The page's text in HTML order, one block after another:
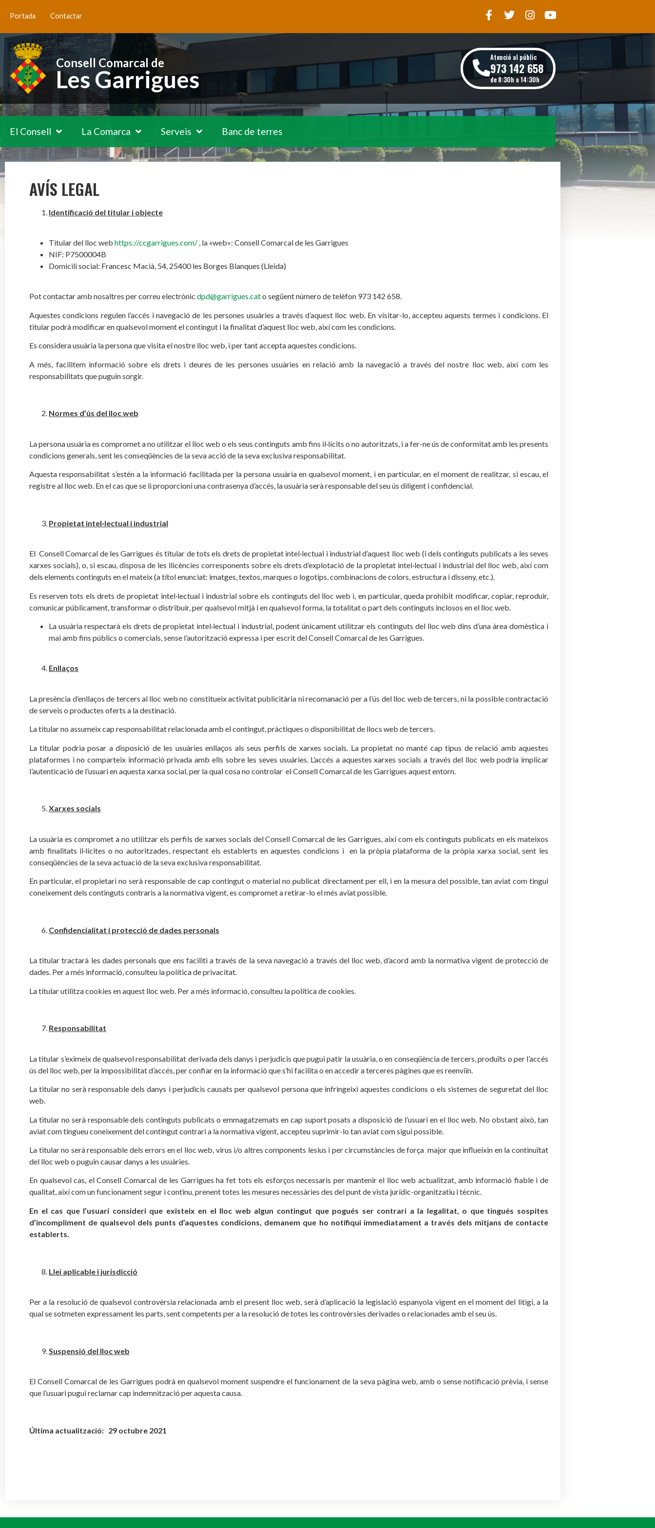
Portada Contactar
Consell Comarcal de
Les Garrigues
Atenció al públic
973 142 658
de 8:30h a 14:30h
El Consell La Comarca Serveis Banc de terres
AVÍS LEGAL
Identificació del titular i objecte
Titular del lloc web https://ccgarrigues.com/ , la «web»: Consell Comarcal de les Garrigues
NIF: P7500004B
Domicili social: Francesc Macià, 54, 25400 les Borges Blanques (Lleida)
Pot contactar amb nosaltres per correu electrònic dpd@garrigues.cato següent número de telèfon 973 142 658.
Aquestes condicions regulen l’accés i navegació de les persones usuàries a través d’aquest lloc web. En visitar-lo, accepteu aquests termes i condicions. El
titular podrà modificar en qualsevol moment el contingut i la finalitat d’aquest lloc web, així com les condicions.
Es considera usuària la persona que visita el nostre lloc web, i per tant accepta aquestes condicions.
A més, facilitem informació sobre els drets i deures de les persones usuàries en relació amb la navegació a través del nostre lloc web, així com les
responsabilitats que puguin sorgir.
Normes d’ús del lloc web
La persona usuària es compromet a no utilitzar el lloc web o els seus continguts amb fins il·lícits o no autoritzats, i a fer-ne ús de conformitat amb les presents
condicions generals, sent les conseqüències de la seva acció de la seva exclusiva responsabilitat.
Aquesta responsabilitat s’estén a la informació facilitada per la persona usuària en qualsevol moment, i en particular, en el moment de realitzar, si escau, el
registre al lloc web. En el cas que se li proporcioni una contrasenya d’accés, la usuària serà responsable del seu ús diligent i confidencial.
Propietat intel·lectual i industrial
El Consell Comarcal de les Garrigues és titular de tots els drets de propietat intel·lectual i industrial d’aquest lloc web (i dels continguts publicats a les seves
xarxes socials), o, si escau, disposa de les llicències corresponents sobre els drets d’explotació de la propietat intel·lectual i industrial del lloc web, així com
dels elements continguts en el mateix (a títol enunciat: imatges, textos, marques o logotips, combinacions de colors, estructura i disseny, etc.).
Es reserven tots els drets de propietat intel·lectual i industrial sobre els continguts del lloc web i, en particular, queda prohibit modificar, copiar, reproduir,
comunicar públicament, transformar o distribuir, per qualsevol mitjà i en qualsevol forma, la totalitat o part dels continguts inclosos en el lloc web.
La usuària respectarà els drets de propietat intel·lectual i industrial, podent únicament utilitzar els continguts del lloc web dins d’una àrea domèstica i
mai amb fins públics o comercials, sense l’autorització expressa i per escrit del Consell Comarcal de les Garrigues.
Enllaços
La presència d’enllaços de tercers al lloc web no constitueix activitat publicitària ni recomanació per a l’ús del lloc web de tercers, ni la possible contractació
de serveis o productes oferts a la destinació.
La titular no assumeix cap responsabilitat relacionada amb el contingut, pràctiques o disponibilitat de llocs web de tercers.
La titular podria posar a disposició de les usuàries enllaços als seus perfils de xarxes socials. La propietat no manté cap tipus de relació amb aquestes
plataformes i no comparteix informació privada amb ells sobre les seves usuàries. L’accés a aquestes xarxes socials a través del lloc web podria implicar
l’autenticació de l’usuari en aquesta xarxa social, per la qual cosa no controlar el Consell Comarcal de les Garrigues aquest entorn.
Xarxes socials
La usuària es compromet a no utilitzar els perfils de xarxes socials del Consell Comarcal de les Garrigues, així com els continguts publicats en els mateixos
amb finalitats il·lícites o no autoritzades, respectant els establerts en aquestes condicions i en la pròpia plataforma de la pròpia xarxa social, sent les
conseqüències de la seva actuació de la seva exclusiva responsabilitat.
En particular, el propietari no serà responsable de cap contingut o material no publicat directament per ell, i en la mesura del possible, tan aviat com tingui
coneixement dels continguts contraris a la normativa vigent, es compromet a retirar-lo el més aviat possible.
Confidencialitat i protecció de dades personals
La titular tractarà les dades personals que ens faciliti a través de la seva navegació a través del lloc web, d’acord amb la normativa vigent de protecció de
dades. Per a més informació, consulteu la política de privacitat.
La titular utilitza cookies en aquest lloc web. Per a més informació, consulteu la política de cookies.
Responsabilitat
La titular s’eximeix de qualsevol responsabilitat derivada dels danys i perjudicis que pugui patir la usuària, o en conseqüència de tercers, produïts o per l’accés
ús del lloc web, per la impossibilitat d’accés, per confiar en la informació que s’hi facilita o en accedir a terceres pàgines que es reenviïn.
La titular no serà responsable dels danys i perjudicis causats per qualsevol persona que infringeixi aquestes condicions o els sistemes de seguretat del lloc
web.
La titular no serà responsable dels continguts publicats o emmagatzemats en cap suport posats a disposició de l’usuari en el lloc web. No obstant això, tan
aviat com tingueu coneixement del contingut contrari a la normativa vigent, accepteu suprimir-lo tan aviat com sigui possible.
La titular no serà responsable dels errors en el lloc web, virus i/o altres components lesius i per circumstàncies de força major que influeixin en la continuïtat
del lloc web o puguin causar danys a les usuàries.
En qualsevol cas, el Consell Comarcal de les Garrigues ha fet tots els esforços necessaris per mantenir el lloc web actualitzat, amb informació fiable i de
qualitat, així com un funcionament segur i continu, prenent totes les mesures necessàries des del punt de vista jurídic-organitzatiu i tècnic.
En el cas que l’usuari consideri que existeix en el lloc web algun contingut que pogués ser contrari a la legalitat, o que tingués sospites
d’incompliment de qualsevol dels punts d’aquestes condicions, demanem que ho notifiqui immediatament a través dels mitjans de contacte
establerts.
Llei aplicable i jurisdicció
Per a la resolució de qualsevol controvèrsia relacionada amb el present lloc web, serà d’aplicació la legislació espanyola vigent en el moment del litigi, a la
qual se sotmeten expressament les parts, sent competents per a la resolució de totes les controvèrsies derivades o relacionades amb el seu ús.
Suspensió del lloc web
El Consell Comarcal de les Garrigues podrà en qualsevol moment suspendre el funcionament de la seva pàgina web, amb o sense notificació prèvia, i sense
que l’usuari pugui reclamar cap indemnització per aquesta causa.
Última actualització: 29 octubre 2021